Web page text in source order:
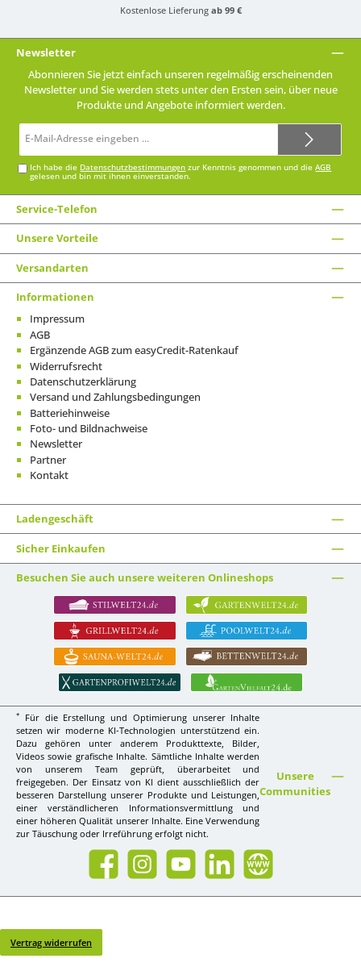
Kostenlose Lieferung ab 99 €
Newsletter
Abonnieren Sie jetzt einfach unseren regelmäßig erscheinenden
Newsletter und Sie werden stets unter den Ersten sein, über neue
Produkte und Angebote informiert werden.
Mail-
Ich habe die Datenschutzbestimmungen zur Kenntnis genommen und dieAGB
gelesen und bin mit ihnen einverstanden.
Service-Telefon
Unsere Vorteile
Versandarten
Informationen
Impressum
AGB
Ergänzende AGB zum easyCredit-Ratenkauf
Widerrufsrecht
Datenschutzerklärung
Versand und Zahlungsbedingungen
Batteriehinweise
Foto- und Bildnachweise
Newsletter
Partner
Kontakt
Ladengeschäft
Sicher Einkaufen
Besuchen Sie auch unsere weiteren Onlineshops
*
Für die Erstellung und Optimierung unserer Inhalte
setzen wir moderne KI-Technologien unterstützend ein.
Dazu gehören unter anderem Produkttexte, Bilder,
Videos sowie grafische Inhalte. Sämtliche Inhalte werden
von unserem Team geprüft, überarbeitet und
freigegeben. Der Einsatz von KI dient ausschließlich der
besseren Darstellung unserer Produkte und Leistungen,
einer verständlicheren Informationsvermittlung und
einer höheren Qualität unserer Inhalte. Eine Verwendung
zur Täuschung oder Irreführung erfolgt nicht.
Unsere
Communities
Facebook InstagramYouTube LinkedIn Website
Vertrag widerrufen